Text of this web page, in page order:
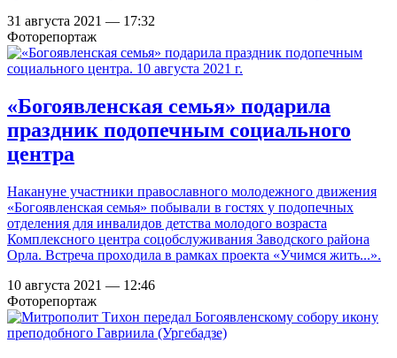
31 августа 2021 — 17:32
Фоторепортаж
«Богоявленская семья» подарила
праздник подопечным социального
центра
Накануне участники православного молодежного движения
«Богоявленская семья» побывали в гостях у подопечных
отделения для инвалидов детства молодого возраста
Комплексного центра соцобслуживания Заводского района
Орла. Встреча проходила в рамках проекта «Учимся жить...».
10 августа 2021 — 12:46
Фоторепортаж